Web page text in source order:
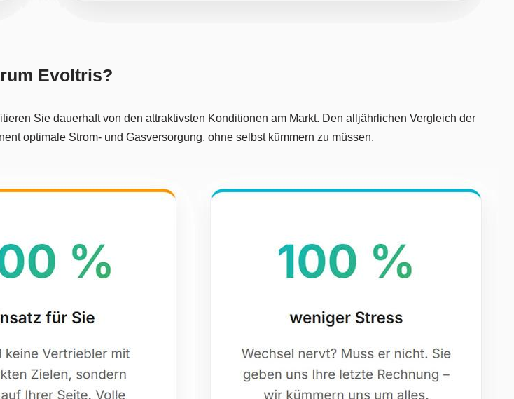
Evoltris?
Sie dauerhaft von den attraktivsten Konditionen am Markt. Den alljährlichen Vergleich der
optimale Strom- und Gasversorgung, ohne selbst kümmern zu müssen.